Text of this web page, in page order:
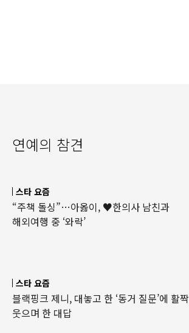
연예의 참견
스타 요즘
“주책 돌싱”…아옳이, ♥한의사 남친과
해외여행 중 ‘와락’
스타 요즘
블랙핑크 제니, 대놓고 한 ‘동거 질문’에 활짝
웃으며 한 대답